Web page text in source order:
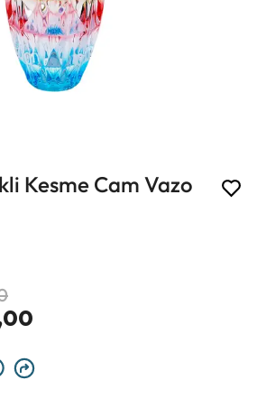
Kesme Cam Vazo